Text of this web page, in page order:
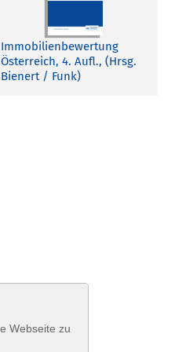
Immobilienbewertung
Österreich, 4. Aufl., (Hrsg.
Bienert / Funk)
Webseite zu